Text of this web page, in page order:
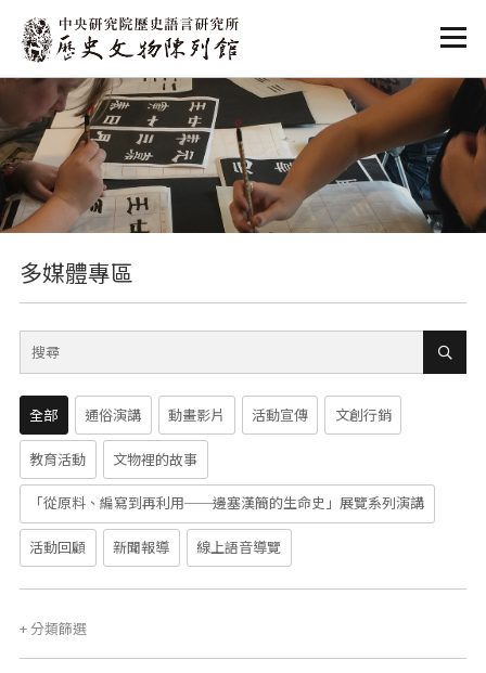
:::
多媒體專區
全部 通俗演講 動畫影片 活動宣傳 文創行銷
教育活動 文物裡的故事
「從原料、編寫到再利用──邊塞漢簡的生命史」展覽系列演講
活動回顧 新聞報導 線上語音導覽
+分類篩選